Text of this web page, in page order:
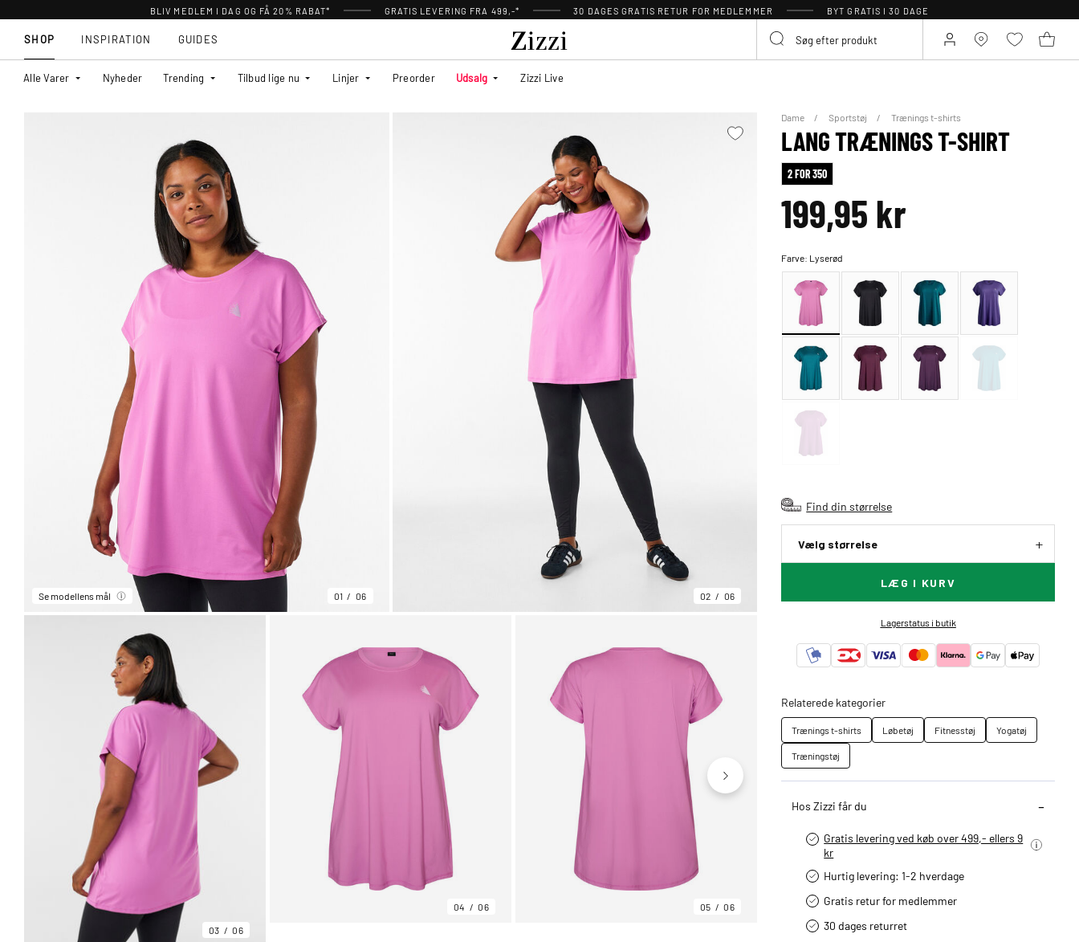
BLIV MEDLEM I DAG OG FÅ 20% RABAT* GRATIS LEVERING FRA 499,-* 30 DAGES GRATIS RETUR FOR MEDLEMMER BYT GRATIS I 30 DAGE
SHOP
Alle Varer Nyheder Trending Tilbud lige nu Linjer Preorder Udsalg Zizzi Live
INSPIRATION GUIDES
Se modellens mål 01 06 02 06
03 06
04 06 05 06 06
Dame Sportstøj Trænings t-shirts
LANG TRÆNINGS T-SHIRT
2 FOR 350
199,95 kr
Farve: Lyserød
Find din størrelse
Vælg størrelse
LÆG I KURV
Lagerstatus i butik
Relaterede kategorier
Trænings t-shirts Løbetøj Fitnesstøj
Yogatøj
Træningstøj
Hos Zizzi får du
Gratis levering ved køb over 499,- ellers 9
kr
Hurtig levering­: 1-2 hverdage
Gratis retur for medlemmer
30 dages returret